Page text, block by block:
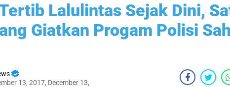
Lalulintas Sejak Dini,
Giatkan Progam Polisi
13, 2017, December 13,